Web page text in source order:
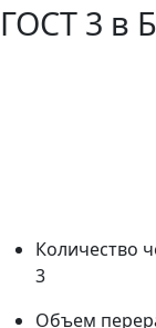
ГОСТ 3 в
Количество
3
Объем